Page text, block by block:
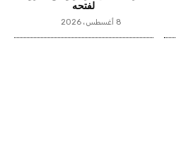
لفتحه
8 أغسطس، 2026